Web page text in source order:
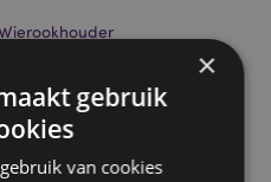
voor backflow wierook
×
gebruik
van cookies